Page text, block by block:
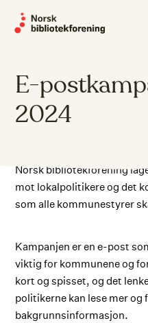
E-
2024
Norsk bibliotekforening
mot lokalpolitikere og det
som alle kommunestyrer
Kampanjen er en e-post
viktig for kommunene og
kort og spisset, og det
politikerne kan lese mer
bakgrunnsinformasjon.